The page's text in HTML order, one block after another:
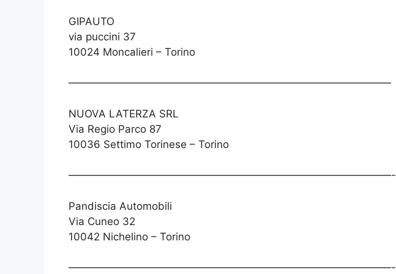
GIPAUTO
via puccini 37
10024 Moncalieri – Torino
———————————————————————————————
NUOVA LATERZA SRL
Via Regio Parco 87
10036 Settimo Torinese – Torino
———————————————————————————————-
Pandiscia Automobili
Via Cuneo 32
10042 Nichelino – Torino
———————————————————————————————-